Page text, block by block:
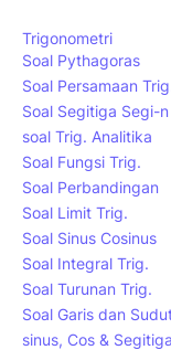
Trigonometri
Soal Pythagoras
Soal Persamaan
Soal Segitiga Segi-n
soal Trig. Analitika
Soal Fungsi Trig.
Soal Perbandingan
Soal Limit Trig.
Soal Sinus Cosinus
Soal Integral Trig.
Soal Turunan Trig.
Soal Garis dan
sinus, Cos & Segitiga